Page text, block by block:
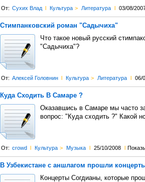
От: Сухих Влад l Культура > Литература l 03/08/
Стимпанковский роман "Садычиха"
Что такое новый русский
"Садычиха"?
От: Алексей Головнин l Культура > Литература l 06/
Куда Сходить В Самаре ?
Оказавшись в Самаре мы часто
вопрос: "Куда сходить ?" Какой
От: crowd l Культура > Музыка l 25/10/2008 l
В Узбекистане с аншлагом прошли
Концерты Согдианы, которые